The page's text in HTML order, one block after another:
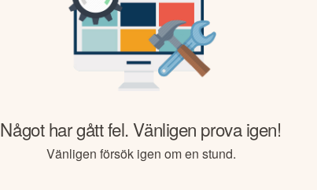
Något har gått fel. Vänligen prova igen!
Vänligen försök igen om en stund.